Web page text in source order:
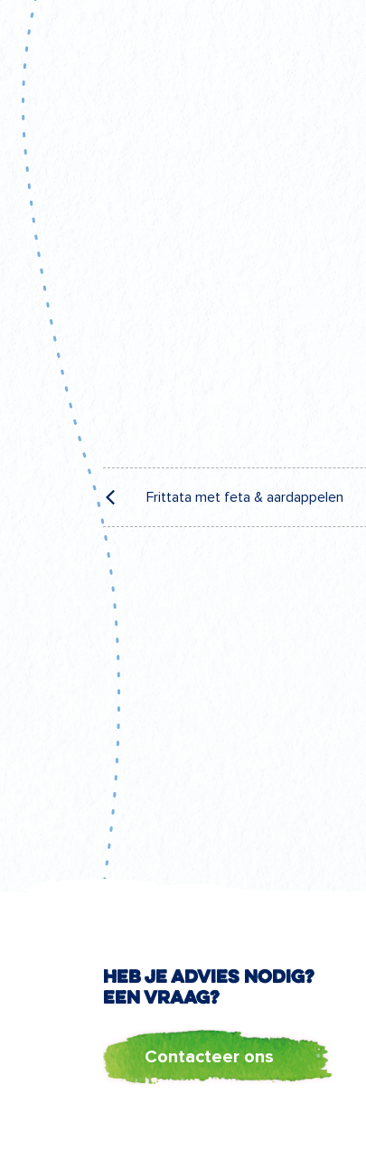
Post
navigation
Frittata met feta & aardappelen
Heb je advies nodig?
Een vraag?
Contacteer ons